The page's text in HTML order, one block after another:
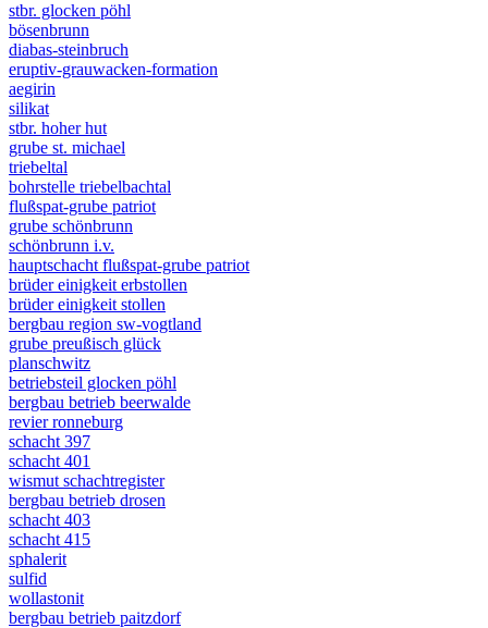
stbr. glocken pöhl
bösenbrunn
diabas-steinbruch
eruptiv-grauwacken-formation
aegirin
silikat
stbr. hoher hut
grube st. michael
triebeltal
bohrstelle triebelbachtal
flußspat-grube patriot
grube schönbrunn
schönbrunn i.v.
hauptschacht flußspat-grube patriot
brüder einigkeit erbstollen
brüder einigkeit stollen
bergbau region sw-vogtland
grube preußisch glück
planschwitz
betriebsteil glocken pöhl
bergbau betrieb beerwalde
revier ronneburg
schacht 397
schacht 401
wismut schachtregister
bergbau betrieb drosen
schacht 403
schacht 415
sphalerit
sulfid
wollastonit
bergbau betrieb paitzdorf